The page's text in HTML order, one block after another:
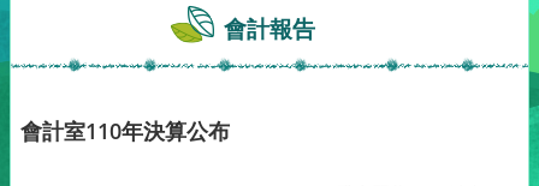
會計報告
會計室110年決算公布